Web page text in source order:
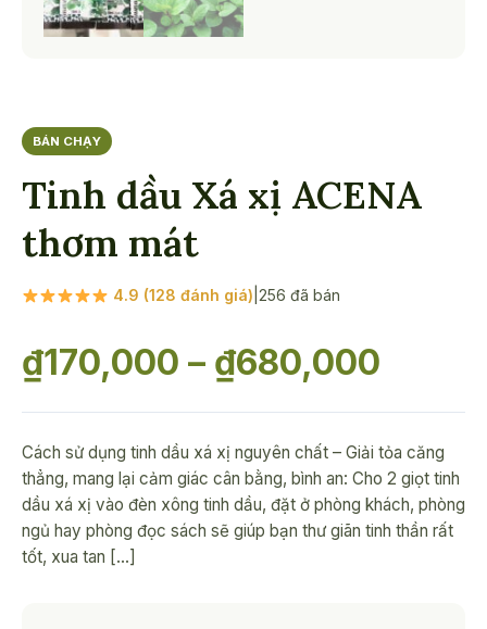
BÁN CHẠY
Tinh dầu Xá xị ACENA
thơm mát
4.9 (128 đánh giá) |256 đã bán
₫170,000 – ₫680,000
giá:
từ
Cách sử dụng tinh dầu xá xị nguyên chất – Giải tỏa căng
thẳng, mang lại cảm giác cân bằng, bình an: Cho 2 giọt tinh
dầu xá xị vào đèn xông tinh dầu, đặt ở phòng khách, phòng
ngủ hay phòng đọc sách sẽ giúp bạn thư giãn tinh thần rất
tốt, xua tan […]